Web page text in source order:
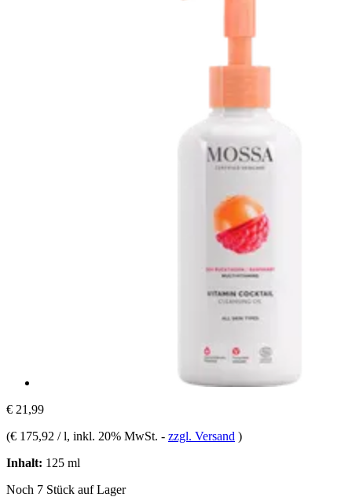
€ 21,99
(€ 175,92 / l, inkl. 20% MwSt. - zzgl. Versand )
Inhalt: 125 ml
Noch 7 Stück auf Lager